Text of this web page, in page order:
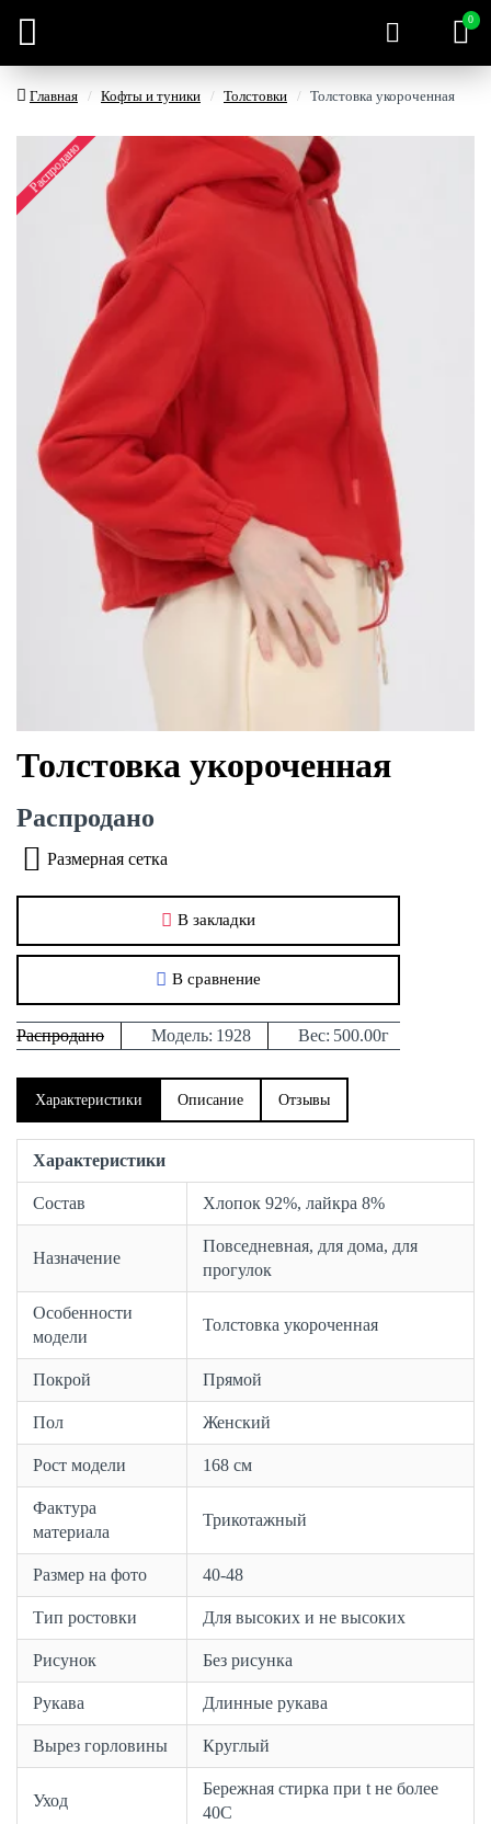
0
Главная Кофты и туники Толстовки Толстовка укороченная
Распродано
Толстовка укороченная
Распродано Модель: 1928 Вес: 500.00г
Распродано
В закладки
В сравнение
Размерная сетка
Характеристики Описание Отзывы
Характеристики
Состав Хлопок 92%, лайкра 8%
Назначение
Повседневная, для дома, для
прогулок
Особенности
модели
Толстовка укороченная
Покрой Прямой
Пол Женский
Рост модели 168 см
Фактура
материала
Трикотажный
Размер на фото 40-48
Тип ростовки Для высоких и не высоких
Рисунок Без рисунка
Рукава Длинные рукава
Вырез горловины Круглый
Уход
Бережная стирка при t не более
40С